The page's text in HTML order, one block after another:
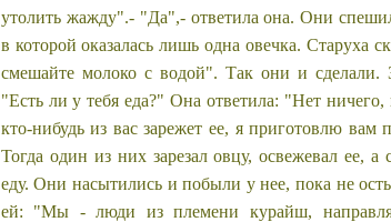
утолить жажду".- "Да",- ответила она. Они
в которой оказалась лишь одна овечка. Старуха
смешайте молоко с водой". Так они и сделали.
"Есть ли у тебя еда?" Она ответила: "Нет
кто-нибудь из вас зарежет ее, я приготовлю
Тогда один из них зарезал овцу, освежевал ее, а
еду. Они насытились и побыли у нее, пока не
ей: "Мы - люди из племени курайш,